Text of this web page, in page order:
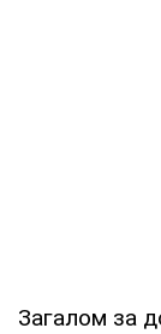
Загалом за